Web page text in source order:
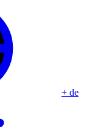
+ de